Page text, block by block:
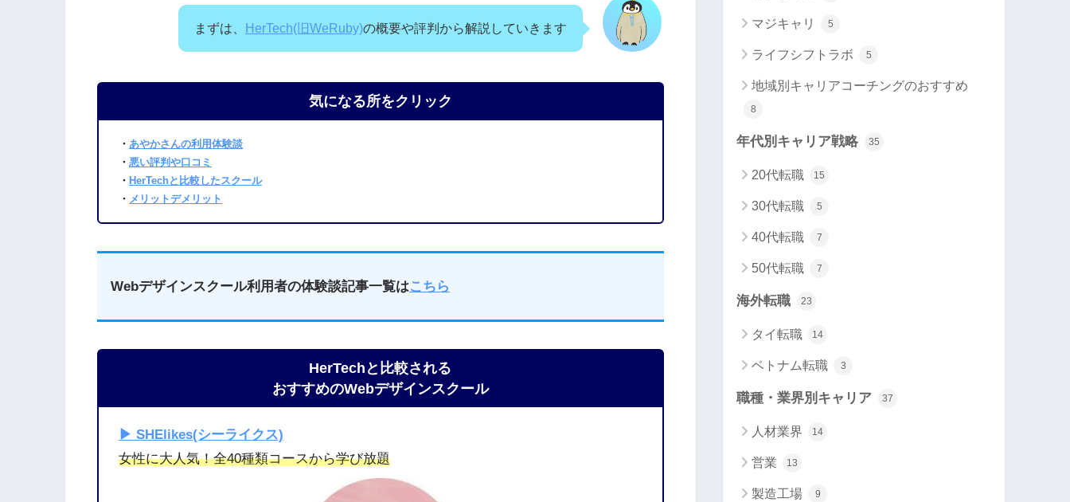
まずは、 HerTech(旧WeRuby)の概要や評判から解説していきます
気になる所をクリック
・ あやかさんの利用体験談
・ 悪い評判や口コミ
・ HerTechと比較したスクール
・ メリットデメリット
Webデザインスクール利用者の体験談記事一覧はこちら
HerTechと比較される
おすすめのWebデザインスクール
▶︎ SHElikes(シーライクス)
女性に大人気！全40種類コースから学び放題
マジキャリ 5
ライフシフトラボ 5
地域別キャリアコーチングのおすすめ
8
年代別キャリア戦略 35
20代転職 15
30代転職 5
40代転職 7
50代転職 7
海外転職 23
タイ転職 14
ベトナム転職 3
職種・業界別キャリア 37
人材業界 14
営業 13
製造工場 9